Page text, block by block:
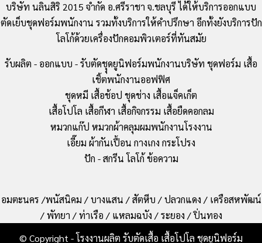
บริษัท นลินสิริ 2015 จำกัด อ.ศรีราชา จ.ชลบุรี ได้ให้บริการออกแบบ
ตัดเย็บชุดฟอร์มพนักงาน รวมทั้งบริการให้คำปรึกษา อีกทั้งยังบริการปัก
โลโก้ด้วยเครื่องปักคอมพิวเตอร์ที่ทันสมัย
รับผลิต - ออกแบบ - รับตัดชุุดยูนิฟอร์มพนักงานบริษัท ชุดฟอร์ม เสื้อ
เชิ้ตพนักงานออฟฟิศ
ชุดหมี เสื้อช้อป ชุดช่าง เสื้อแจ็คเก็ต
เสื้อโปโล เสื้อกีฬา เสื้อกิจกรรม เสื้อยืดคอกลม
หมวกแก๊ป หมวกผ้าคลุมผมพนักงานโรงงาน
เอี๊ยม ผ้ากันเปื้อน กางเกง กระโปรง
ปัก - สกรีน โลโก้ ข้อความ
อมตะนคร /พนัสนิคม / บางแสน / สัตหีบ / ปลวกแดง / เครือสหพัฒน์
/ พัทยา / ท่าเรือ / แหลมฉบัง / ระยอง / ปิ่นทอง
© Copyright - โรงงานผลิต รับตัดเสื้อ เสื้อโปโล ชุดยูนิฟอร์ม